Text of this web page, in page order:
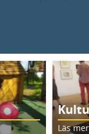
Läs mer